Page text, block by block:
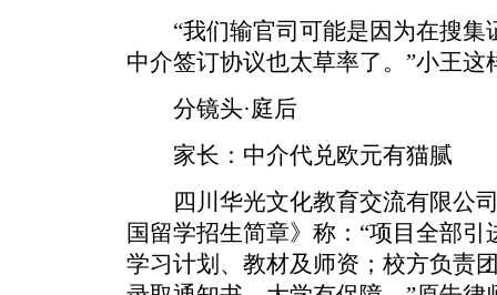
“我们输官司可能是因为在搜集
中介签订协议也太草率了。”小王这
分镜头·庭后
家长：中介代兑欧元有猫腻
四川华光文化教育交流有限公司
国留学招生简章》称：“项目全部
学习计划、教材及师资；校方负责